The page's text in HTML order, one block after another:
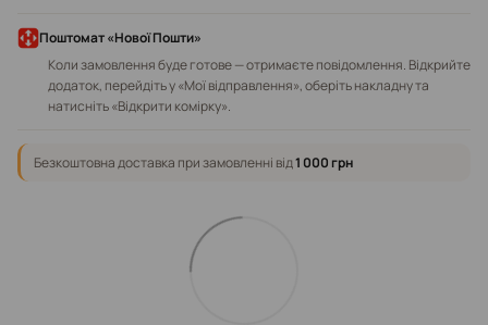
Поштомат «Нової Пошти»
Коли замовлення буде готове — отримаєте повідомлення. Відкрийте
додаток, перейдіть у «Мої відправлення», оберіть накладну та
натисніть «Відкрити комірку».
Безкоштовна доставка при замовленні від1 000 грн